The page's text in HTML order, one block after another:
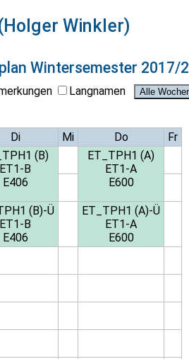
Winkler)
Wintersemester 2017/
Langnamen
Di Mi Do
Fr
(B)
ET1-B
E406
ET_TPH1 (A)
ET1-A
E600
(B)-Ü
ET1-B
E406
ET_TPH1 (A)-Ü
ET1-A
E600